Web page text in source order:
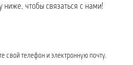
ниже, чтобы связаться с нами!
свой телефон и электронную почту.